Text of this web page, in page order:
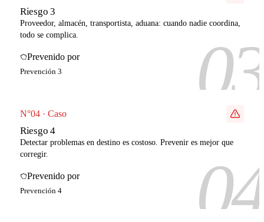
Riesgo 3
Proveedor, almacén, transportista, aduana: cuando nadie coordina,
todo se complica.
Prevenido por
Prevención 3
N°04 · Caso
Riesgo 4
Detectar problemas en destino es costoso. Prevenir es mejor que
corregir.
Prevenido por
Prevención 4